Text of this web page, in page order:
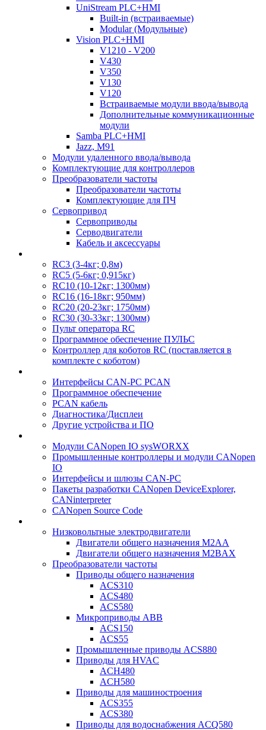
UniStream PLC+HMI
Built-in (встраиваемые)
Modular (Модульные)
Vision PLC+HMI
V1210 - V200
V430
V350
V130
V120
Встраиваемые модули ввода/вывода
Дополнительные коммуникационные
модули
Samba PLC+HMI
Jazz, M91
Модули удаленного ввода/вывода
Комплектующие для контроллеров
Преобразователи частоты
Преобразователи частоты
Комплектующие для ПЧ
Сервопривод
Сервоприводы
Серводвигатели
Кабель и аксессуары
RC3 (3-4кг; 0,8м)
RC5 (5-6кг; 0,915кг)
RC10 (10-12кг; 1300мм)
RC16 (16-18кг; 950мм)
RC20 (20-23кг; 1750мм)
RC30 (30-33кг; 1300мм)
Пульт оператора RC
Программное обеспечение ПУЛЬС
Контроллер для коботов RC (поставляется в
комплекте с коботом)
Интерфейсы CAN-PC PCAN
Программное обеспечение
PCAN кабель
Диагностика/Дисплеи
Другие устройства и ПО
Модули CANopen IO sysWORXX
Промышленные контроллеры и модули CANopen
IO
Интерфейсы и шлюзы CAN-PC
Пакеты разработки CANopen DeviceExplorer,
CANinterpreter
CANopen Source Code
Низковольтные электродвигатели
Двигатели общего назначения M2AA
Двигатели общего назначения M2BAX
Преобразователи частоты
Приводы общего назначения
ACS310
ACS480
ACS580
Микроприводы ABB
ACS150
ACS55
Промышленные приводы ACS880
Приводы для HVAC
ACH480
ACH580
Приводы для машиностроения
ACS355
ACS380
Приводы для водоснабжения ACQ580